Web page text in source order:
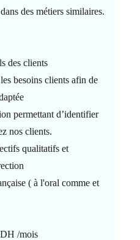
des métiers similaires.
des clients
besoins clients afin de
permettant d’identifier
nos clients.
qualitatifs et
( à l'oral comme et
/mois